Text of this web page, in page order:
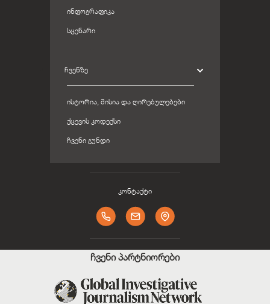
ᲘᲜᲤᲝᲒᲠᲐᲤᲘᲙᲐ
ᲡᲪᲔᲜᲐᲠᲘ
ᲩᲕᲔᲜᲖᲔ
ᲘᲡᲢᲝᲠᲘᲐ, ᲛᲘᲡᲘᲐ ᲓᲐ ᲦᲘᲠᲔᲑᲣᲚᲔᲑᲔᲑᲘ
ᲥᲪᲔᲕᲘᲡ ᲙᲝᲓᲔᲥᲡᲘ
ᲩᲕᲔᲜᲘ ᲒᲣᲜᲓᲘ
კონტაქტი
ჩვენი პარტნიორები